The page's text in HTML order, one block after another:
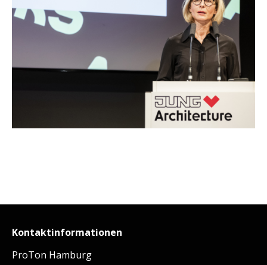
Kontaktinformationen
ProTon Hamburg